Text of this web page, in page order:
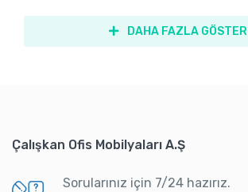
DAHA FAZLA GÖSTER
Çalışkan Ofis Mobilyaları A.Ş
Sorularınız için 7/24 hazırız.